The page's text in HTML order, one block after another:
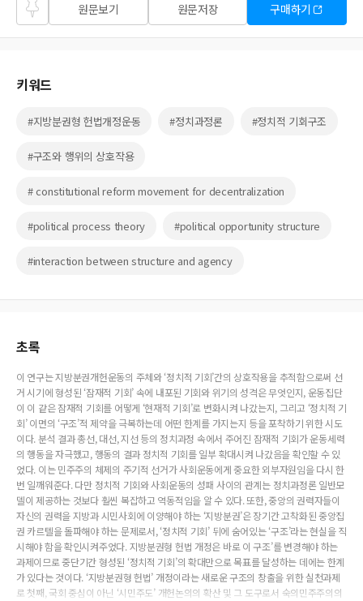
즐겨
찾기
원문보기 원문저장 구매하기
키워드
#지방분권형 헌법개정운동 #정치과정론 #정치적 기회구조
#구조와 행위의 상호작용
# constitutional reform movement for decentralization
#political process theory #political opportunity structure
#interaction between structure and agency
초록
이 연구는 지방분권개헌운동의 주체와 ‘정치적 기회’간의 상호작용을 추적함으로써 선
거 시기에 형성된 ‘잠재적 기회’ 속에 내포된 기회와 위기의 성격은 무엇인지, 운동집단
이 이 같은 잠재적 기회를 어떻게 ‘현재적 기회’로 변화시켜 나갔는지, 그리고 ‘정치적 기
회’ 이면의 ‘구조’적 제약을 극복하는데 어떤 한계를 가지는지 등을 포착하기 위한 시도
이다. 분석 결과 총선, 대선, 지선 등의 정치과정 속에서 주어진 잠재적 기회가 운동세력
의 행동을 자극했고, 행동의 결과 정치적 기회를 일부 확대시켜 나갔음을 확인할 수 있
었다. 이는 민주주의 체제의 주기적 선거가 사회운동에게 중요한 외부자원임을 다시 한
번 일깨워준다. 다만 정치적 기회와 사회운동의 성패 사이의 관계는 정치과정론 일반모
델이 제공하는 것보다 훨씬 복잡하고 역동적임을 알 수 있다. 또한, 중앙의 권력자들이
자신의 권력을 지방과 시민사회에 이양해야 하는 ‘지방분권’은 장기간 고착화된 중앙집
권 카르텔을 돌파해야 하는 문제로서, ‘정치적 기회’ 뒤에 숨어있는 ‘구조’라는 현실을 직
시해야 함을 확인시켜주었다. 지방분권형 헌법 개정은 바로 이 구조’를 변경해야 하는
과제이므로 중단기간 형성된 ‘정치적 기회’의 확대만으로 목표를 달성하는 데에는 한계
가 있다는 것이다. ‘지방분권형 헌법’ 개정이라는 새로운 구조의 창출을 위한 실천과제
로 첫째, 국회 중심이 아닌 ‘시민주도’ 개헌논의의 확산 및 그 도구로서 숙의민주주의의